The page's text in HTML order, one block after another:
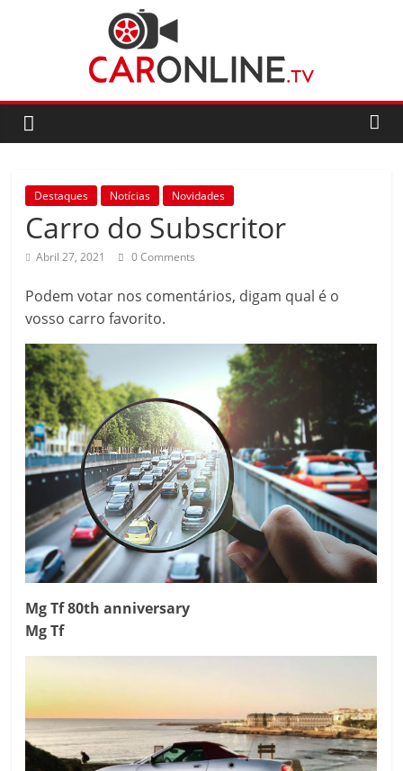
CarOnline.TV
CarOnline.TV
Ensaios
Automóvel
em
Português
Destaques Notícias Novidades
Carro do Subscritor
Abril 27, 2021 0 Comments
Podem votar nos comentários, digam qual é o
vosso carro favorito.
Mg Tf 80th anniversary
Mg Tf